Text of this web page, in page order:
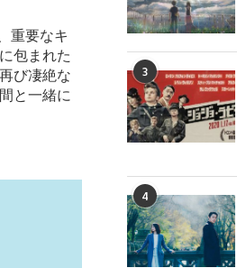
重要なキ
包まれた
び凄絶な
と一緒に
3
4